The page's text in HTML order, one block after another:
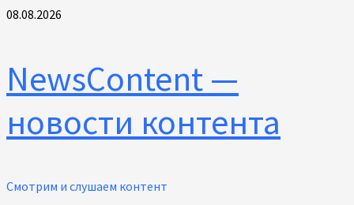
Перейти
08.08.2026
NewsContent —
новости контента
Смотрим и слушаем контент